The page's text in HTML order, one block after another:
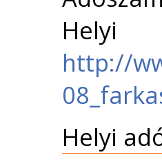
http://
Helyi